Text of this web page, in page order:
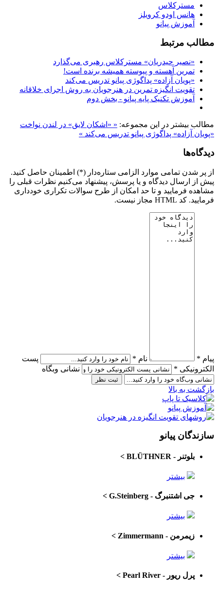
مسترکلاس
هانس اودو کرویلز
آموزش پیانو
مطالب مرتبط
«نصیر حیدریان» مسترکلاس رهبری می‌گذارد
تمرین آهسته و پیوسته همیشه برنده است!
«پویان آزاده» پداگوژی پیانو تدریس می‌کند
تقویت انگيزه تمرین در هنرجویان به روش اجرای خلاقانه
آموزش تکنیک پايه پيانو - بخش دوم
مطالب بیشتر در این مجموعه: « «اشکان لایق» در لندن نواخت
«پویان آزاده» پداگوژی پیانو تدریس می‌کند »
دیدگاه‌ها
از پر شدن تمامی موارد الزامی ستاره‌دار (*) اطمینان حاصل کنید.
پیش از ارسال دیدگاه و یا پرسش، پیشنهاد می‌کنیم نظرات قبلی را
مشاهده فرمایید و تا حد امکان از طرح سوالات تکراری خودداری
فرمایید. کد HTML مجاز نیست.
پیام * نام *
پست
الکترونیکی *
نشانی وبگاه
بازگشت به بالا
سازندگان پیانو
بلوتنر - BLÜTHNER >
بیشتر
جی اشتنبرگ - G.Steinberg >
بیشتر
زیمرمن - Zimmermann >
بیشتر
پرل ریور - Pearl River >